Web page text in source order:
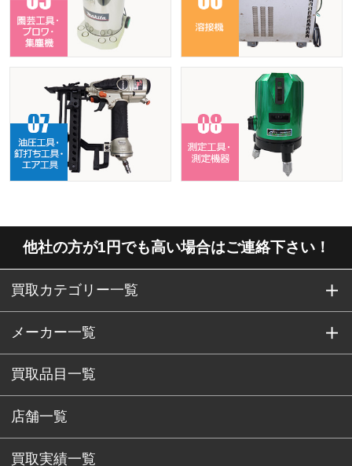
他社の方が1円でも高い場合はご連絡下さい！
買取カテゴリー一覧
メーカー一覧
買取品目一覧
店舗一覧
買取実績一覧